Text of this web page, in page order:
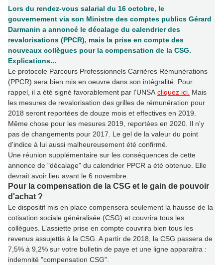
Lors du rendez-vous salarial du 16 octobre, le
gouvernement via son Ministre des comptes publics Gérard
Darmanin a annoncé le décalage du calendrier des
revalorisations (PPCR), mais la prise en compte des
nouveaux collègues pour la compensation de la CSG.
Explications...
Le protocole Parcours Professionnels Carrières Rémunérations
(PPCR) sera bien mis en oeuvre dans son intégralité . Pour
rappel, il a été signé favorablement par l'UNSA cliquez ici. Mais
les mesures de revalorisation des grilles de rémunération pour
2018 seront reportées de douze mois et effectives en 2019.
Même chose pour les mesures 2019, reportées en 2020. Il n'y
pas de changements pour 2017. Le gel de la valeur du point
d'indice à lui aussi malheureusement été confirmé.
Une réunion supplémentaire sur les conséquences de cette
annonce de "décalage" du calendrier PPCR a été obtenue. Elle
devrait avoir lieu avant le 6 novembre.
Pour la compensation de la CSG et le gain de pouvoir
d'achat ?
Le dispositif mis en place compensera seulement la hausse de la
cotisation sociale généralisée (CSG) et couvrira tous les
collègues. L’assiette prise en compte couvrira bien tous les
revenus assujettis à la CSG. A partir de 2018, la CSG passera de
7,5% à 9,2% sur votre bulletin de paye et une ligne apparaitra :
indemnité "compensation CSG".